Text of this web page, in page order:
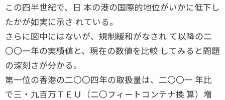
この四半世紀で、日 本の港の国際的地位がいかに低下し
たかが如実に示さ れている。
さらに図中にはないが、規制緩和がなされ て以降の二
〇〇一年の実績値と、現在の数値を比較 してみると問題
の深刻さが分かる。
第一位の香港の二〇〇四年の取扱量は、二〇〇一 年比
で三・九百万ＴＥＵ（二〇フィートコンテナ換 算）増